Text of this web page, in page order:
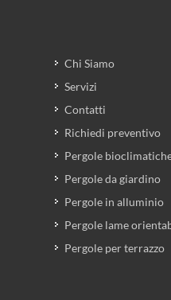
Chi Siamo
Servizi
Contatti
Richiedi preventivo
Pergole
Pergole da giardino
Pergole in alluminio
Pergole lame
Pergole per terrazzo